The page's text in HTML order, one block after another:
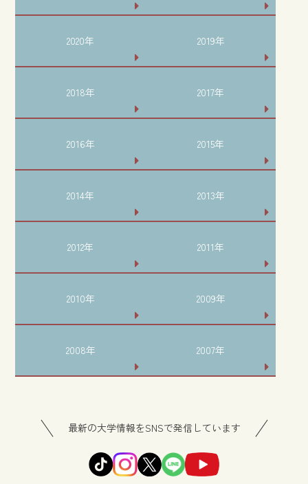
2020年 2019年
2018年 2017年
2016年 2015年
2014年 2013年
2012年 2011年
2010年 2009年
2008年 2007年
最新の大学情報をSNSで発信しています